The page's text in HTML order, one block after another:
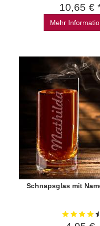
10,65 €
Mehr
Schnapsglas mit